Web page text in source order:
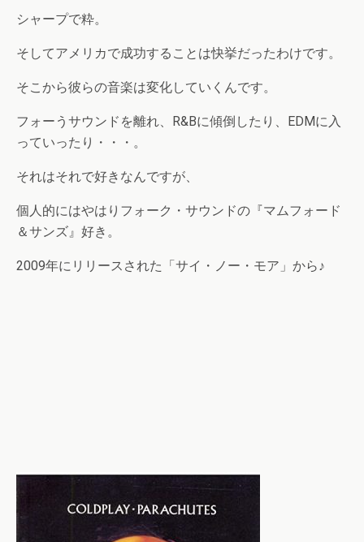
シャープで粋。
そしてアメリカで成功することは快挙だったわけです。
そこから彼らの音楽は変化していくんです。
フォーうサウンドを離れ、R&Bに傾倒したり、EDMに入
っていったり・・・。
それはそれで好きなんですが、
個人的にはやはりフォーク・サウンドの『マムフォード
＆サンズ』好き。
2009年にリリースされた「サイ・ノー・モア」から♪